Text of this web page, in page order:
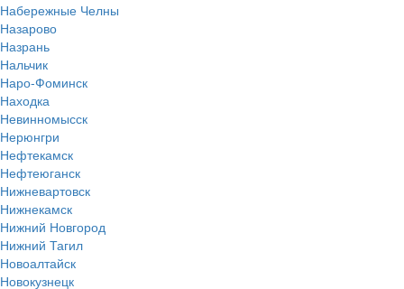
Набережные Челны
Назарово
Назрань
Нальчик
Наро-Фоминск
Находка
Невинномысск
Нерюнгри
Нефтекамск
Нефтеюганск
Нижневартовск
Нижнекамск
Нижний Новгород
Нижний Тагил
Новоалтайск
Новокузнецк